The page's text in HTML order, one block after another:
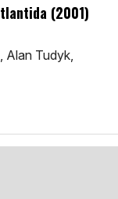
(2001)
Alan Tudyk,